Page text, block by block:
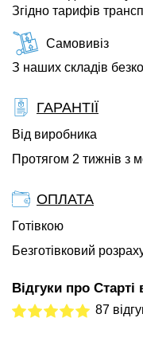
Згідно тарифів
Самовивіз
З наших складів
ГАРАНТІЇ
Від виробника
Протягом 2 тижнів з
ОПЛАТА
Готівкою
Безготівковий
Відгуки про Старті
87